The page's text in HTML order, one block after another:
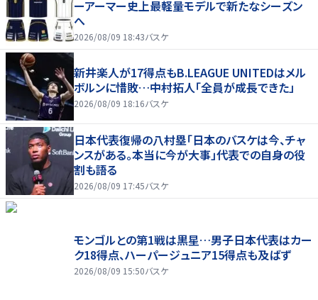
ーアーマー史上最軽量モデルで新たなシーズン
へ
2026/08/09 18:43バスケ
新井楽人が17得点もB.LEAGUE UNITEDはメル
ボルンに惜敗…中村拓人「全員が成長できた」
2026/08/09 18:16バスケ
日本代表復帰の八村塁「日本のバスケは今、チャ
ンスがある。本当に今が大事」代表での自身の役
割も語る
2026/08/09 17:45バスケ
モンゴルとの第1戦は黒星…男子日本代表はカー
ク18得点、ハーパージュニア15得点も及ばず
2026/08/09 15:50バスケ